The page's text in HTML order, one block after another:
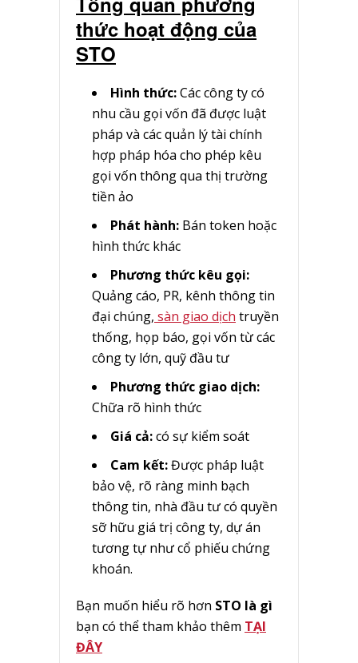
thức hoạt động của
STO
Hình thức:Các công ty có
nhu cầu gọi vốn đã được luật
pháp và các quản lý tài chính
hợp pháp hóa cho phép kêu
gọi vốn thông qua thị trường
tiền ảo
Phát hành: Bán token hoặc
hình thức khác
Phương thức kêu gọi:
Quảng cáo, PR, kênh thông tin
đại chúng, sàn giao dịch truyền
thống, họp báo, gọi vốn từ các
công ty lớn, quỹ đầu tư
Phương thức giao dịch:
Chữa rõ hình thức
Giá cả:có sự kiểm soát
Cam kết:Được pháp luật
bảo vệ, rõ ràng minh bạch
thông tin, nhà đầu tư có quyền
sỡ hữu giá trị công ty, dự án
tương tự như cổ phiếu chứng
khoán.
Bạn muốn hiểu rõ hơn STO là gì
bạn có thể tham khảo thêm TẠI
ĐÂY